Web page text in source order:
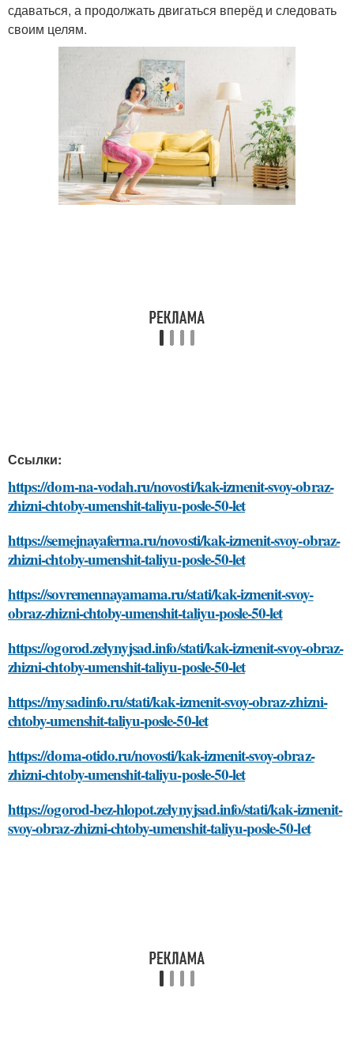
сдаваться, а продолжать двигаться вперёд и следовать
своим целям.
Ссылки:
https://dom-na-vodah.ru/novosti/kak-izmenit-svoy-obraz-
zhizni-chtoby-umenshit-taliyu-posle-50-let
https://semejnayaferma.ru/novosti/kak-izmenit-svoy-obraz-
zhizni-chtoby-umenshit-taliyu-posle-50-let
https://sovremennayamama.ru/stati/kak-izmenit-svoy-
obraz-zhizni-chtoby-umenshit-taliyu-posle-50-let
https://ogorod.zelynyjsad.info/stati/kak-izmenit-svoy-obraz-
zhizni-chtoby-umenshit-taliyu-posle-50-let
https://mysadinfo.ru/stati/kak-izmenit-svoy-obraz-zhizni-
chtoby-umenshit-taliyu-posle-50-let
https://doma-otido.ru/novosti/kak-izmenit-svoy-obraz-
zhizni-chtoby-umenshit-taliyu-posle-50-let
https://ogorod-bez-hlopot.zelynyjsad.info/stati/kak-izmenit-
svoy-obraz-zhizni-chtoby-umenshit-taliyu-posle-50-let